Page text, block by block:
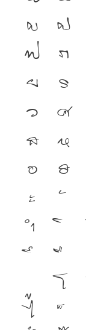
ผ
ฝ
ฟ
ภ
ย
ร
ว
ศ
ส
ห
อ
ฮ
ะ
ำ
โ
ไ